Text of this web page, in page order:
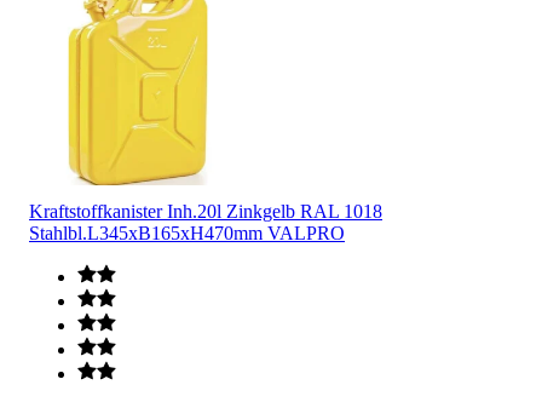
Kraftstoffkanister Inh.20l Zinkgelb RAL 1018
Stahlbl.L345xB165xH470mm VALPRO